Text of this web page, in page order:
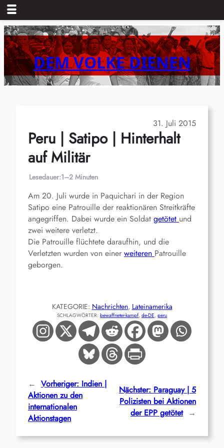
Zum
Inhalt
springenDEM VOLKE DIENEN
31. Juli 2015
Peru | Satipo | Hinterhalt
auf Militär
Lesedauer:1–2 Minuten
Am 20. Juli wurde in Paquichari in der Region
Satipo eine Patrouille der reaktionären Streitkräfte
angegriffen. Dabei wurde ein Soldat getötet und
zwei weitere verletzt.
Die Patrouille flüchtete daraufhin, und die
Verletzten wurden von einer weiteren Patrouille
geborgen.
KATEGORIE: Nachrichten, Lateinamerika
SCHLAGWÖRTER: bewaffneter-kampf, de-DE, peru
← Vorheriger: Indien |
Aktionen zu den
internationalen
Aktionstagen
Nächster: Paraguay | 5
Polizisten bei Aktionen
der EPP getötet →